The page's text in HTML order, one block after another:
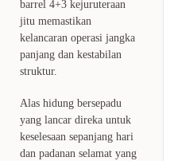
barrel 4+3 kejuruteraan
jitu memastikan
kelancaran operasi jangka
panjang dan kestabilan
struktur.
Alas hidung bersepadu
yang lancar direka untuk
keselesaan sepanjang hari
dan padanan selamat yang